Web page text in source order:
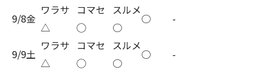
9/8金
ワラサ
△
コマセ
◯
スルメ
○
○ -
9/9土
ワラサ
△
コマセ
◯
スルメ
○
○
-